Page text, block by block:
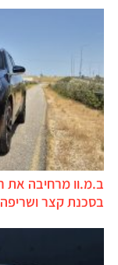
בסכנת קצר ושריפה